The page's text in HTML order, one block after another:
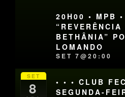
20H00 • MPB •
BETHÂNIA”
LOMANDO
SET 7@20:00
SET
8
• • • CLUB
SEGUNDA-